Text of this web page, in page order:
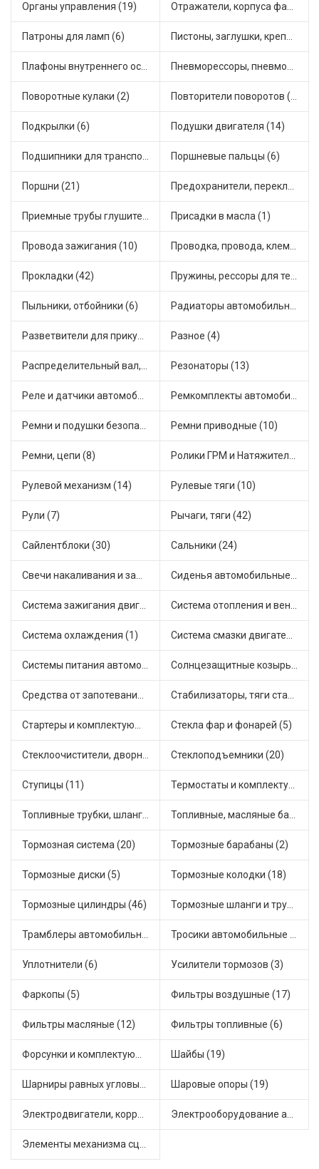
Органы управления (19) Отражатели, корпуса фар и фонарей (1)
Патроны для ламп (6) Пистоны, заглушки, крепежные элементы (12)
Плафоны внутреннего освещения (1) Пневморессоры, пневмоподушки (1)
Поворотные кулаки (2) Повторители поворотов (10)
Подкрылки (6) Подушки двигателя (14)
Подшипники для транспорта (43) Поршневые пальцы (6)
Поршни (21) Предохранители, переключатели, кнопки автомобильные (40)
Приемные трубы глушителя (5) Присадки в масла (1)
Провода зажигания (10) Проводка, провода, клеммы и разъемы (23)
Прокладки (42) Пружины, рессоры для техники (29)
Пыльники, отбойники (6) Радиаторы автомобильные (17)
Разветвители для прикуривателя (3) Разное (4)
Распределительный вал, шестерни распределительного (7) Резонаторы (13)
Реле и датчики автомобильные (82) Ремкомплекты автомобильные (81)
Ремни и подушки безопасности (9) Ремни приводные (10)
Ремни, цепи (8) Ролики ГРМ и Натяжители (17)
Рулевой механизм (14) Рулевые тяги (10)
Рули (7) Рычаги, тяги (42)
Сайлентблоки (30) Сальники (24)
Свечи накаливания и зажигания (31) Сиденья автомобильные (1)
Система зажигания двигателя (3) Система отопления и вентиляции (17)
Система охлаждения (1) Система смазки двигателя (17)
Системы питания автомобиля (21) Солнцезащитные козырьки для салона автомобиля (3)
Средства от запотевания и размораживатели стекла (1) Стабилизаторы, тяги стабилизатора, стойки стабилиз (3)
Стартеры и комплектующие (38) Стекла фар и фонарей (5)
Стеклоочистители, дворники (1) Стеклоподъемники (20)
Ступицы (11) Термостаты и комплектующие системы охлаждения (55)
Топливные трубки, шланги, магистрали и рампы (3) Топливные, масляные баки (1)
Тормозная система (20) Тормозные барабаны (2)
Тормозные диски (5) Тормозные колодки (18)
Тормозные цилиндры (46) Тормозные шланги и трубки (5)
Трамблеры автомобильные (40) Тросики автомобильные (23)
Уплотнители (6) Усилители тормозов (3)
Фаркопы (5) Фильтры воздушные (17)
Фильтры масляные (12) Фильтры топливные (6)
Форсунки и комплектующие (1) Шайбы (19)
Шарниры равных угловых скоростей, приводные валы (1) Шаровые опоры (19)
Электродвигатели, корректоры и приводы автомобильн (22) Электрооборудование автомобилей (25)
Элементы механизма сцепления (63)